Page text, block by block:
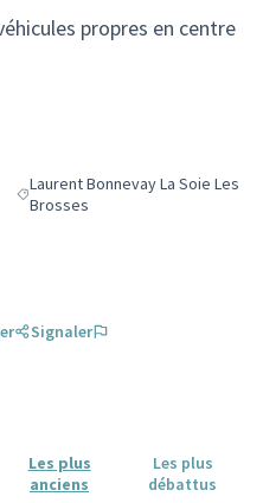
propres en centre
la catégorie : Mobilité et
Filtrer les résultats pour le
Laurent Bonnevay La Soie Les
Brosses
Signaler
Les plus
anciens
Les plus
débattus